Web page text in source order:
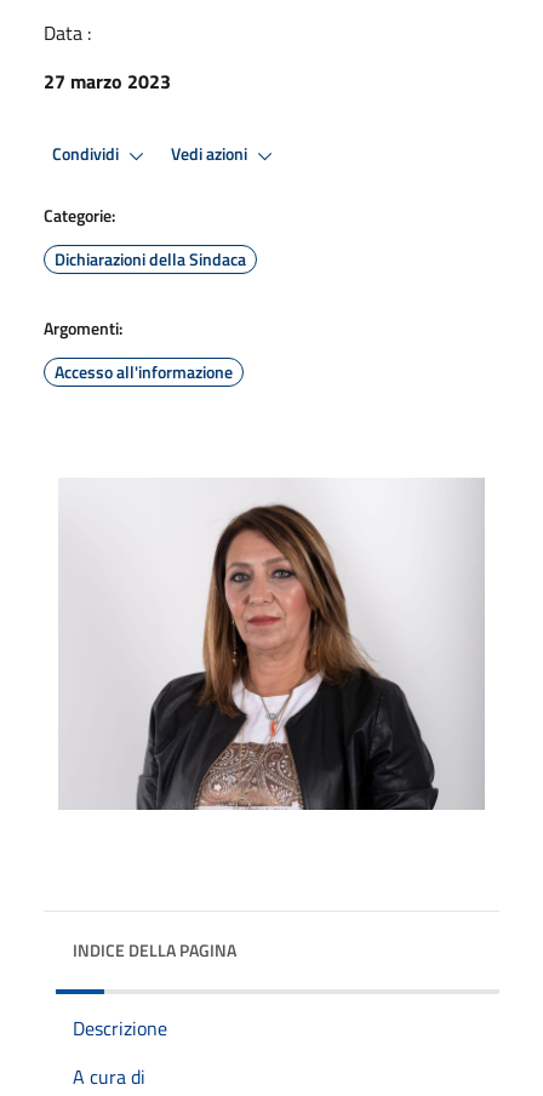
Data :
27 marzo 2023
Condividi Vedi azioni
Categorie:
Dichiarazioni della Sindaca
Argomenti:
Accesso all'informazione
INDICE DELLA PAGINA
Descrizione
A cura di